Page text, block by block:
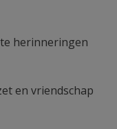
herinneringen
en vriendschap